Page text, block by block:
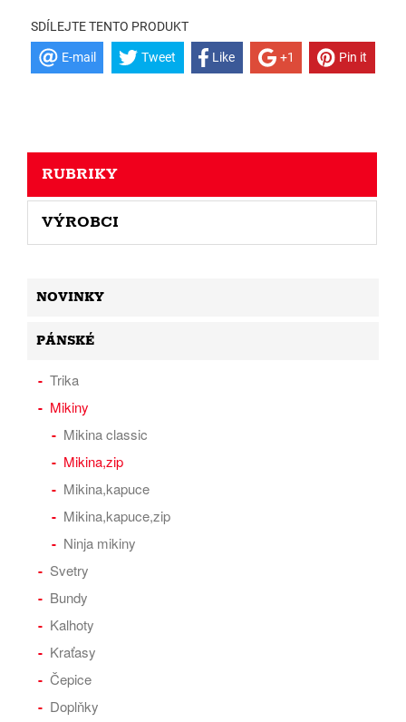
SDÍLEJTE TENTO PRODUKT
E-mail Tweet Like +1 Pin it
RUBRIKY
VÝROBCI
NOVINKY
PÁNSKÉ
Trika
Mikiny
Mikina classic
Mikina,zip
Mikina,kapuce
Mikina,kapuce,zip
Ninja mikiny
Svetry
Bundy
Kalhoty
Kraťasy
Čepice
Doplňky